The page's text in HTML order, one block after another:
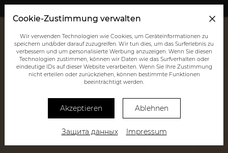
Cookie-Zustimmung verwalten
Wir verwenden Technologien wie Cookies, um Geräteinformationen zu
speichern und/oder darauf zuzugreifen. Wir tun dies, um das Surferlebnis zu
verbessern und um personalisierte Werbung anzuzeigen. Wenn Sie diesen
Technologien zustimmen, können wir Daten wie das Surfverhalten oder
eindeutige IDs auf dieser Website verarbeiten. Wenn Sie Ihre Zustimmung
nicht erteilen oder zurückziehen, können bestimmte Funktionen
beeinträchtigt werden.
Akzeptieren Ablehnen
Защита данных Impressum